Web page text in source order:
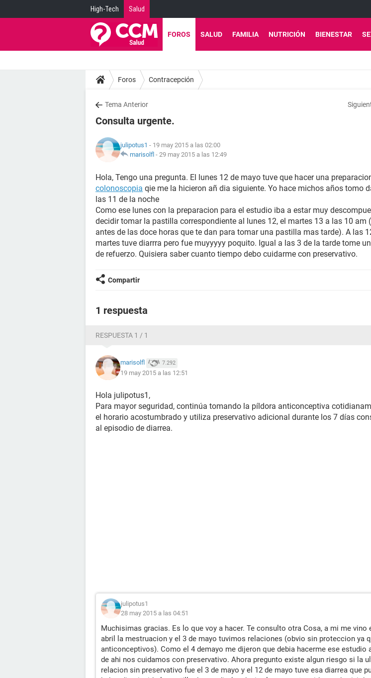
High-Tech Salud
FOROS SALUD FAMILIA NUTRICIÓN BIENESTAR
Foros Contracepción
Tema Anterior
Consulta urgente.
julipotus1 - 19 may 2015 a las 02:00
marisolfl - 29 may 2015 a las 12:49
Hola, Tengo una pregunta. El lunes 12 de mayo tuve que hacer una
colonoscopia qie me la hicieron añ dia siguiente. Yo hace michos años tomo
las 11 de la noche
Como ese lunes con la preparacion para el estudio iba a estar muy
decidir tomar la pastilla correspondiente al lunes 12, el martes 13 a las 10 am
antes de las doce horas que te dan para tomar una pastilla mas tarde). A las
martes tuve diarrra pero fue muyyyyy poquito. Igual a las 3 de la tarde tome
de refuerzo. Quisiera saber cuanto tiempo debo cuidarme con preservativo.
Compartir
1 respuesta
RESPUESTA 1 / 1
marisolfl 7.292
19 may 2015 a las 12:51
Hola julipotus1,
Para mayor seguridad, continúa tomando la píldora anticonceptiva
el horario acostumbrado y utiliza preservativo adicional durante los 7 días
al episodio de diarrea.
julipotus1
28 may 2015 a las 04:51
Muchisimas gracias. Es lo que voy a hacer. Te consulto otra Cosa, a mi me vino
abril la mestruacion y el 3 de mayo tuvimos relaciones (obvio sin proteccion ya
anticonceptivos). Como el 4 demayo me dijeron que debia hacerme ese estudio
de ahi nos cuidamos con preservativo. Ahora pregunto existe algun riesgo si la
relacion sin preservativo fue el 3 de mayo y el 12 de mayo tuve esa diarrea que